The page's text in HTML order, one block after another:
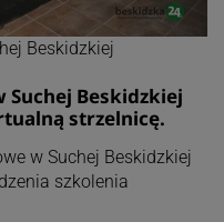
Beskidzkiej
Suchej Beskidzkiej
strzelnicę.
w Suchej Beskidzkiej
szkolenia